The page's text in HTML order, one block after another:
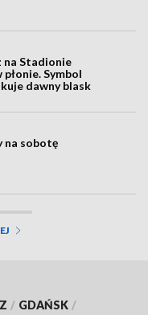
na Stadionie
Symbol
dawny blask
na sobotę
/ GDAŃSK /